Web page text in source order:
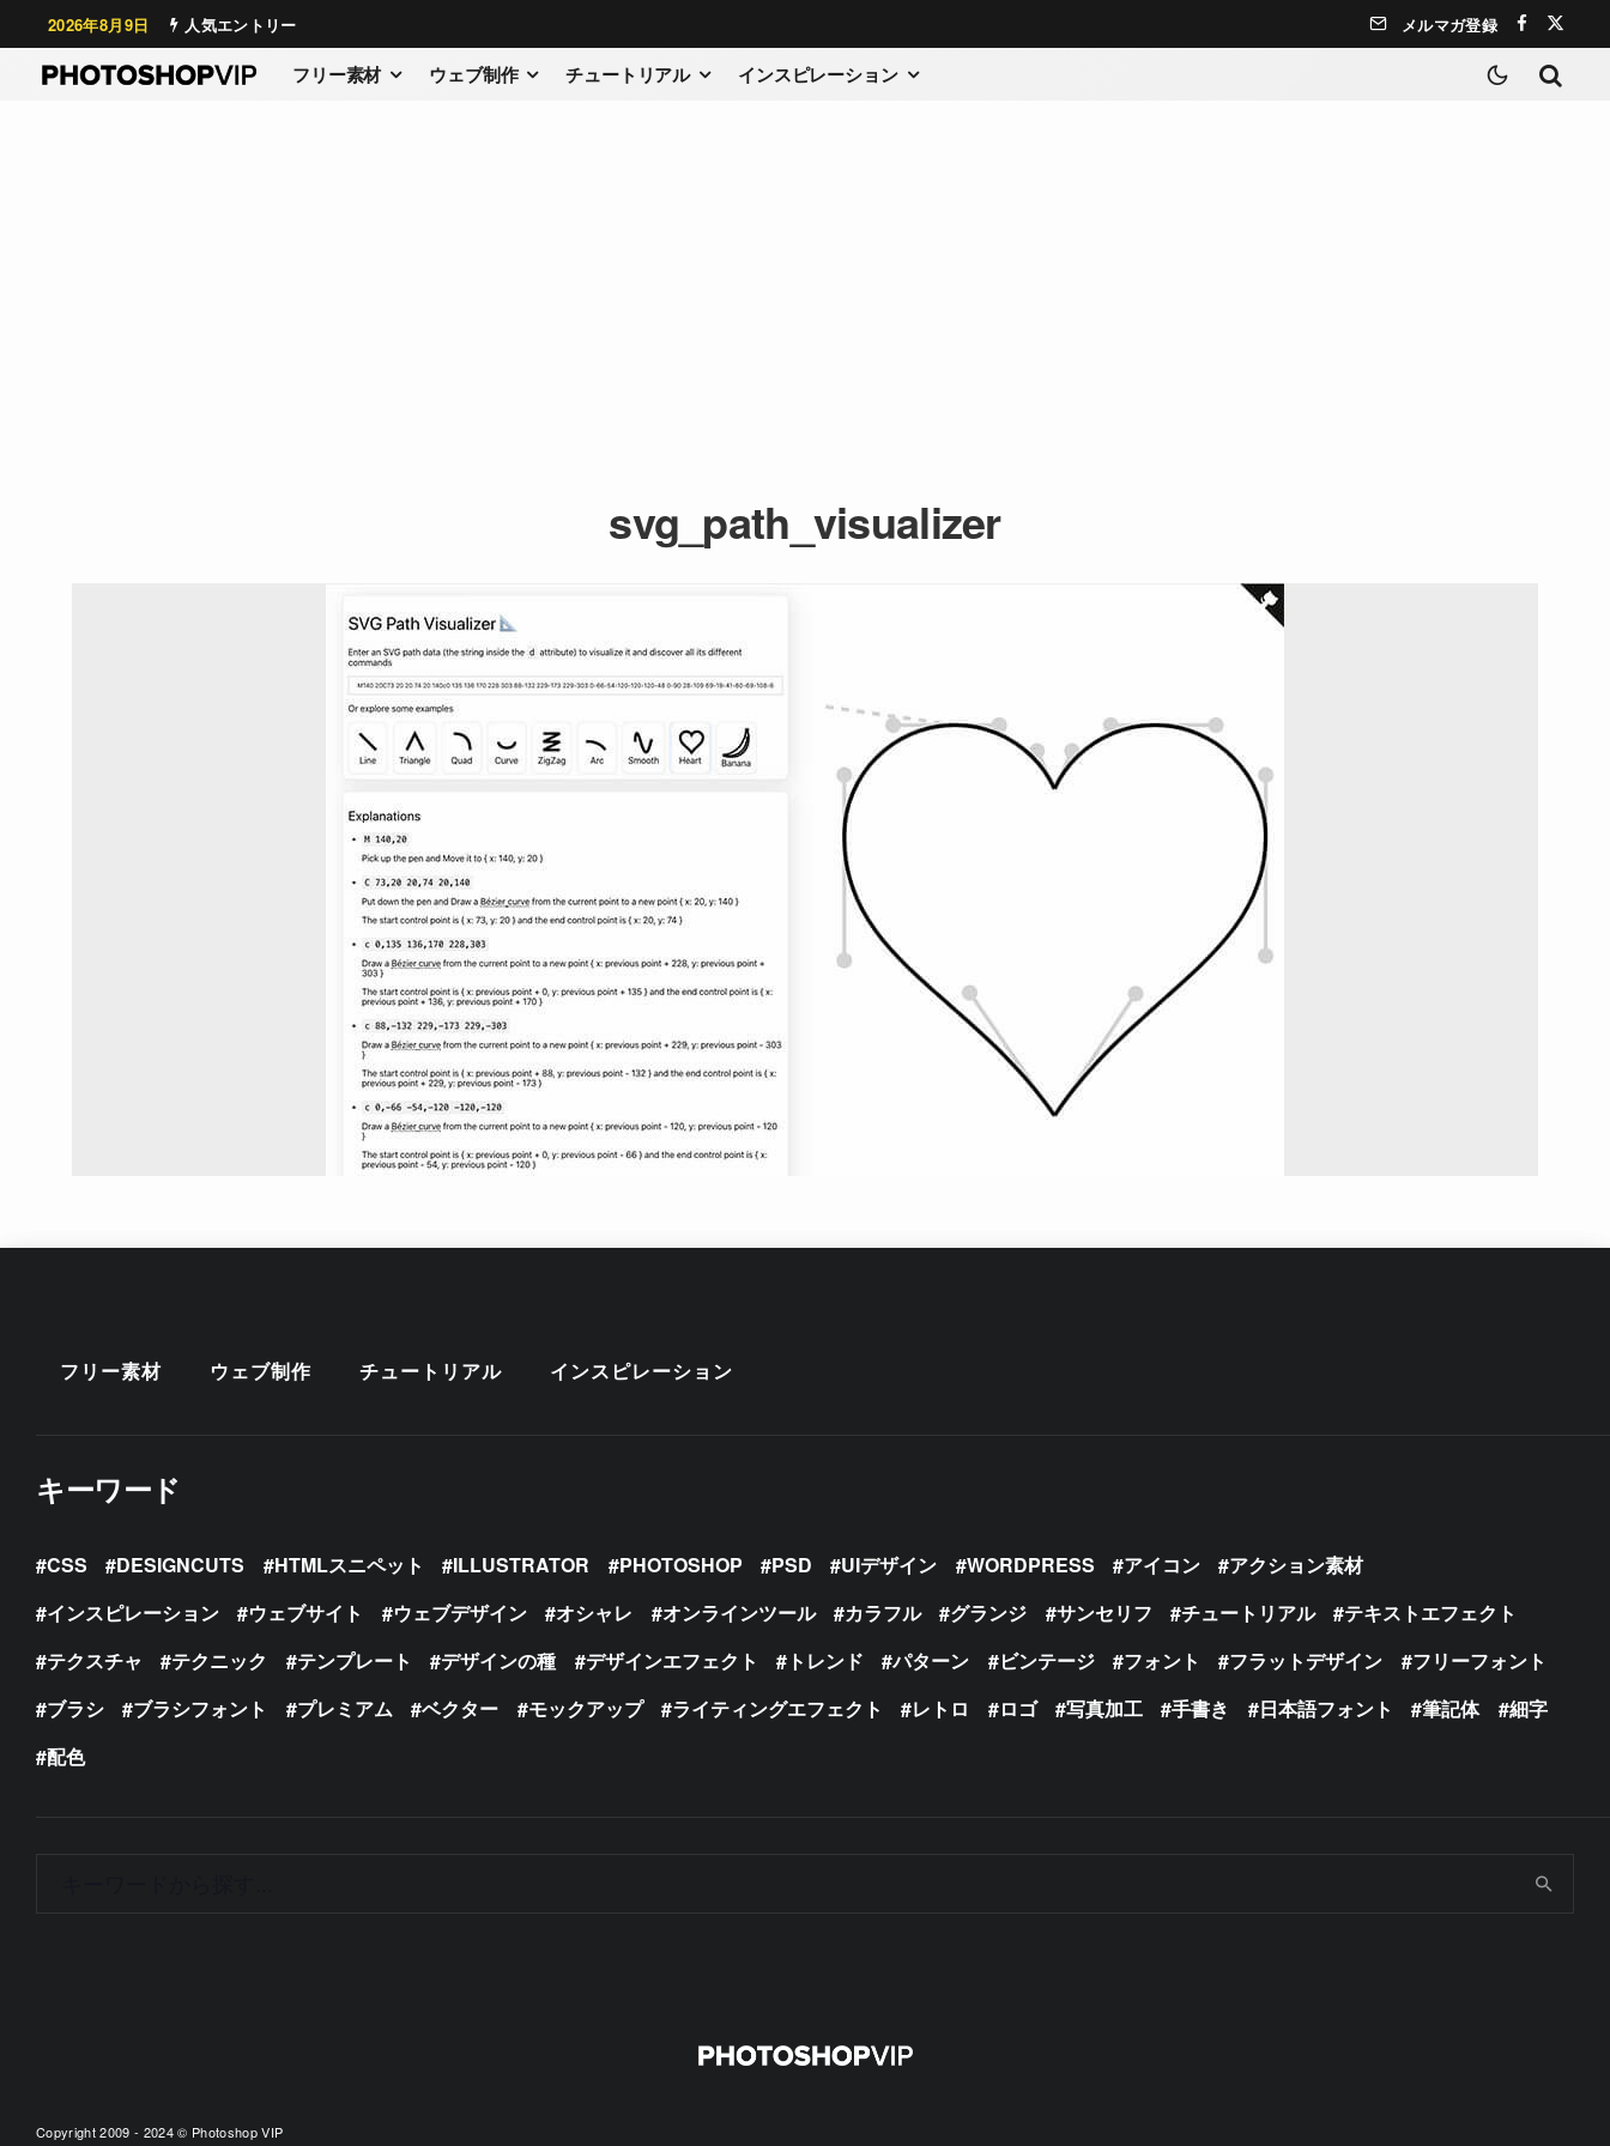
2026年8月9日 人気エントリー メルマガ登録
フリー素材 ウェブ制作 チュートリアル インスピレーション
svg_path_visualizer
フリー素材 ウェブ制作 チュートリアル インスピレーション
キーワード
CSS DESIGNCUTS HTMLスニペット ILLUSTRATOR PHOTOSHOP PSD UIデザイン WORDPRESS アイコン
アクション素材
インスピレーション
ウェブサイト ウェブデザイン オシャレ オンラインツール カラフル グランジ サンセリフ チュートリアル
テキストエフェクト
テクスチャ
テクニック テンプレート デザインの種 デザインエフェクト トレンド パターン ビンテージ フォント フラットデザイン
フリーフォント
ブラシ
ブラシフォント プレミアム ベクター モックアップ ライティングエフェクト レトロ ロゴ 写真加工 手書き 日本語フォント 筆記体
細字
配色
Copyright 2009 - 2024 © Photoshop VIP